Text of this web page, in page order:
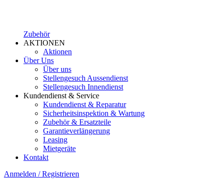
Zubehör
AKTIONEN
Aktionen
Über Uns
Über uns
Stellengesuch Aussendienst
Stellengesuch Innendienst
Kundendienst & Service
Kundendienst & Reparatur
Sicherheitsinspektion & Wartung
Zubehör & Ersatzteile
Garantieverlängerung
Leasing
Mietgeräte
Kontakt
Anmelden / Registrieren